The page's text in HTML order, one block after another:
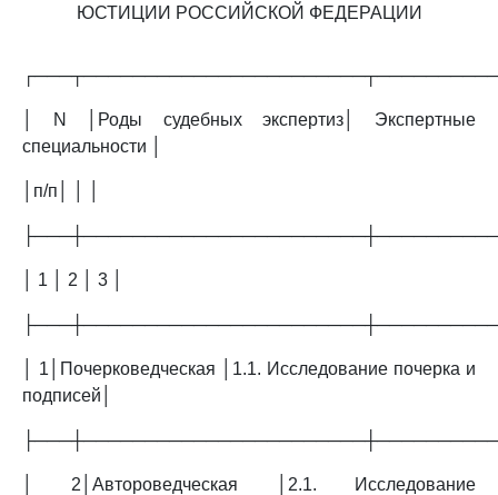
ЮСТИЦИИ РОССИЙСКОЙ ФЕДЕРАЦИИ
│ N │Роды судебных экспертиз│ Экспертные
специальности │
│п/п│ │ │
│ 1 │ 2 │ 3 │
│ 1│Почерковедческая │1.1. Исследование почерка и
подписей│
│ 2│Автороведческая │2.1. Исследование